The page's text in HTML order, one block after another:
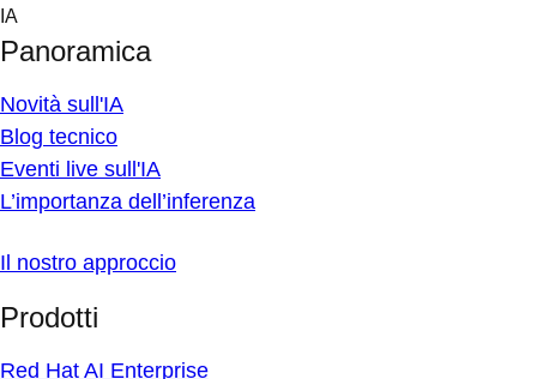
Skip
content
IA
Panoramica
Novità sull'IA
Blog tecnico
Eventi live sull'IA
L’importanza dell’inferenza
Il nostro approccio
Prodotti
Red Hat AI Enterprise